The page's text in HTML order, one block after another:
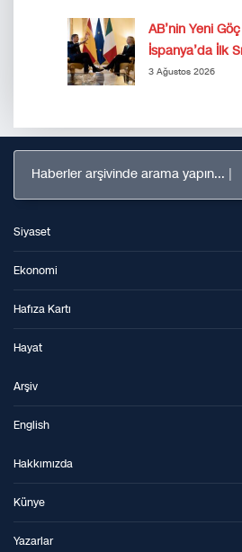
AB’nin Yeni
İspanya’da İlk
3 Ağustos 2026
Haberler arşivinde arama yapın...
Siyaset
Ekonomi
Hafıza Kartı
Hayat
Arşiv
English
Hakkımızda
Künye
Yazarlar